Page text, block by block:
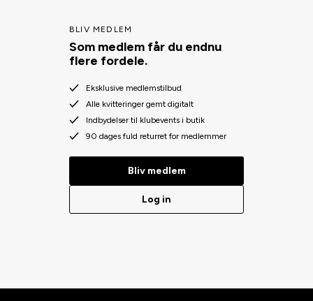
BLIV MEDLEM
Som medlem får du endnu
flere fordele.
Eksklusive medlemstilbud
Alle kvitteringer gemt digitalt
Indbydelser til klubevents i butik
90 dages fuld returret for medlemmer
Bliv medlem
Log in